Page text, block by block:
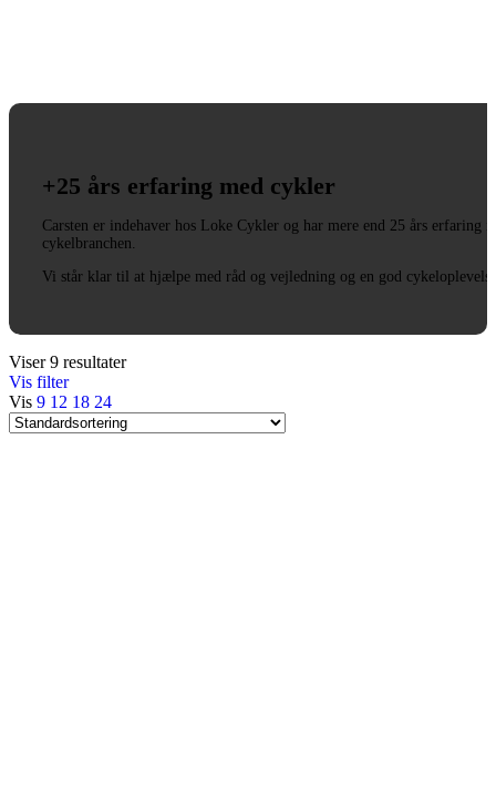
+25 års erfaring med cykler
Carsten er indehaver hos Loke Cykler og har mere end 25 års erfaring i
cykelbranchen.
Vi står klar til at hjælpe med råd og vejledning og en god
Viser 9 resultater
Vis filter
Vis 9 12 18 24